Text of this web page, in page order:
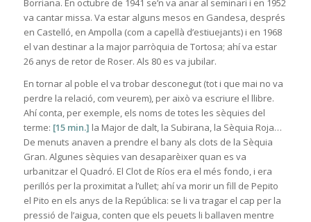
Borriana. En octubre de 1941 se’n va anar al seminari i en 1952
va cantar missa. Va estar alguns mesos en Gandesa, després
en Castelló, en Ampolla (com a capellà d’estiuejants) i en 1968
el van destinar a la major parròquia de Tortosa; ahí va estar
26 anys de retor de Roser. Als 80 es va jubilar.
En tornar al poble el va trobar desconegut (tot i que mai no va
perdre la relació, com veurem), per això va escriure el llibre.
Ahí conta, per exemple, els noms de totes les sèquies del
terme: [15 min.] la Major de dalt, la Subirana, la Sèquia Roja…
De menuts anaven a prendre el bany als clots de la Sèquia
Gran. Algunes sèquies van desaparèixer quan es va
urbanitzar el Quadró. El Clot de Ríos era el més fondo, i era
perillós per la proximitat a l’ullet; ahí va morir un fill de Pepito
el Pito en els anys de la República: se li va tragar el cap per la
pressió de l’aigua, conten que els peuets li ballaven mentre